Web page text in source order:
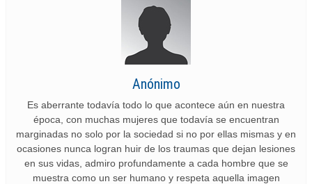
Anónimo
Es aberrante todavía todo lo que acontece aún en nuestra
época, con muchas mujeres que todavía se encuentran
marginadas no solo por la sociedad si no por ellas mismas y en
ocasiones nunca logran huir de los traumas que dejan lesiones
en sus vidas, admiro profundamente a cada hombre que se
muestra como un ser humano y respeta aquella imagen